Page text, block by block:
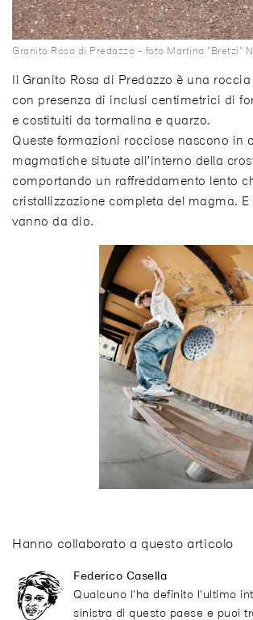
Granito Rosa di Predazzo - foto Martina "Bretzi"
Il Granito Rosa di Predazzo è una
con presenza di inclusi centimetrici di
e costituiti da tormalina e quarzo.
Queste formazioni rocciose nascono in
magmatiche situate all’interno della
comportando un raffreddamento lento
cristallizzazione completa del magma. E
vanno da dio.
Hanno collaborato a questo articolo
Federico Casella
Qualcuno l'ha definito l'ultimo
sinistra di questo paese e puoi